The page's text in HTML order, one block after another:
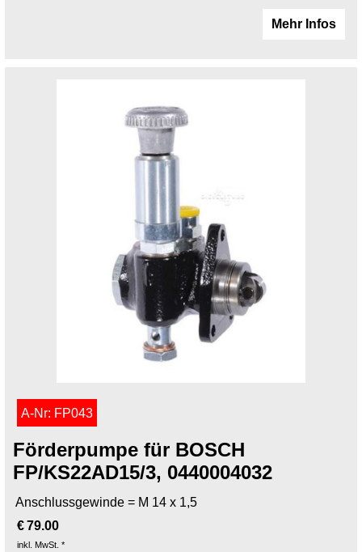
Mehr Infos
A-Nr: FP043
Förderpumpe für BOSCH
FP/KS22AD15/3, 0440004032
Anschlussgewinde = M 14 x 1,5
€79.00
inkl. MwSt. *